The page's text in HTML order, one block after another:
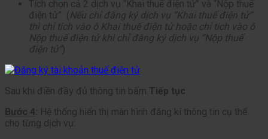
Tích chọn cả 2 dịch vụ “Khai thuế điện tử” và “Nộp thuế
điện tử” (Nếu chỉ đăng ký dịch vụ “Khai thuế điện tử”
thì chỉ tích vào ô Khai thuế điện tử hoặc chỉ tích vào ô
Nộp thuế điện tử khi chỉ đăng ký dịch vụ “Nộp thuế
điện tử”)
Sau khi điền đầy đủ thông tin bấm Tiếp tục
Bước 4: Hệ thống hiển thị màn hình đăng kí thông tin cụ thể
cho từng dịch vụ: